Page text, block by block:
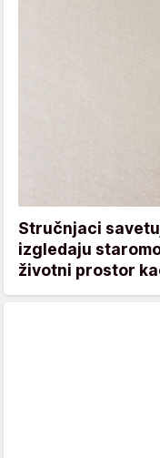
Stručnjaci
izgledaju
životni prostor